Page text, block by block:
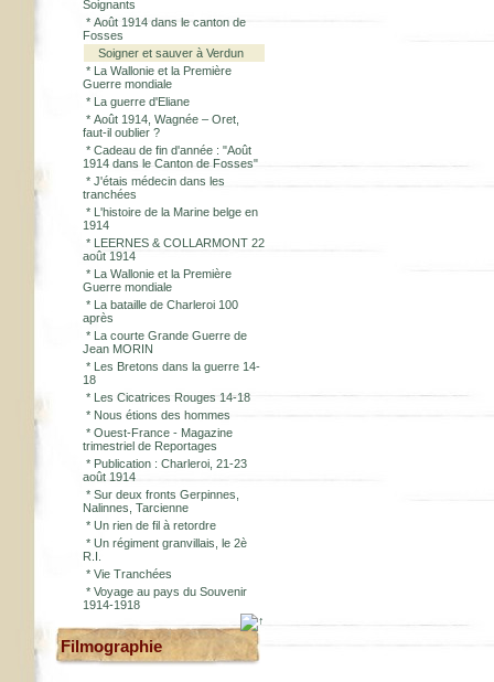
Soignants
* Août 1914 dans le canton de
Fosses
Soigner et sauver à Verdun
* La Wallonie et la Première
Guerre mondiale
* La guerre d'Eliane
* Août 1914, Wagnée – Oret,
faut-il oublier ?
* Cadeau de fin d'année : "Août
1914 dans le Canton de Fosses"
* J'étais médecin dans les
tranchées
* L'histoire de la Marine belge en
1914
* LEERNES & COLLARMONT 22
août 1914
* La Wallonie et la Première
Guerre mondiale
* La bataille de Charleroi 100
après
* La courte Grande Guerre de
Jean MORIN
* Les Bretons dans la guerre 14-
18
* Les Cicatrices Rouges 14-18
* Nous étions des hommes
* Ouest-France - Magazine
trimestriel de Reportages
* Publication : Charleroi, 21-23
août 1914
* Sur deux fronts Gerpinnes,
Nalinnes, Tarcienne
* Un rien de fil à retordre
* Un régiment granvillais, le 2è
R.I.
* Vie Tranchées
* Voyage au pays du Souvenir
1914-1918
Filmographie